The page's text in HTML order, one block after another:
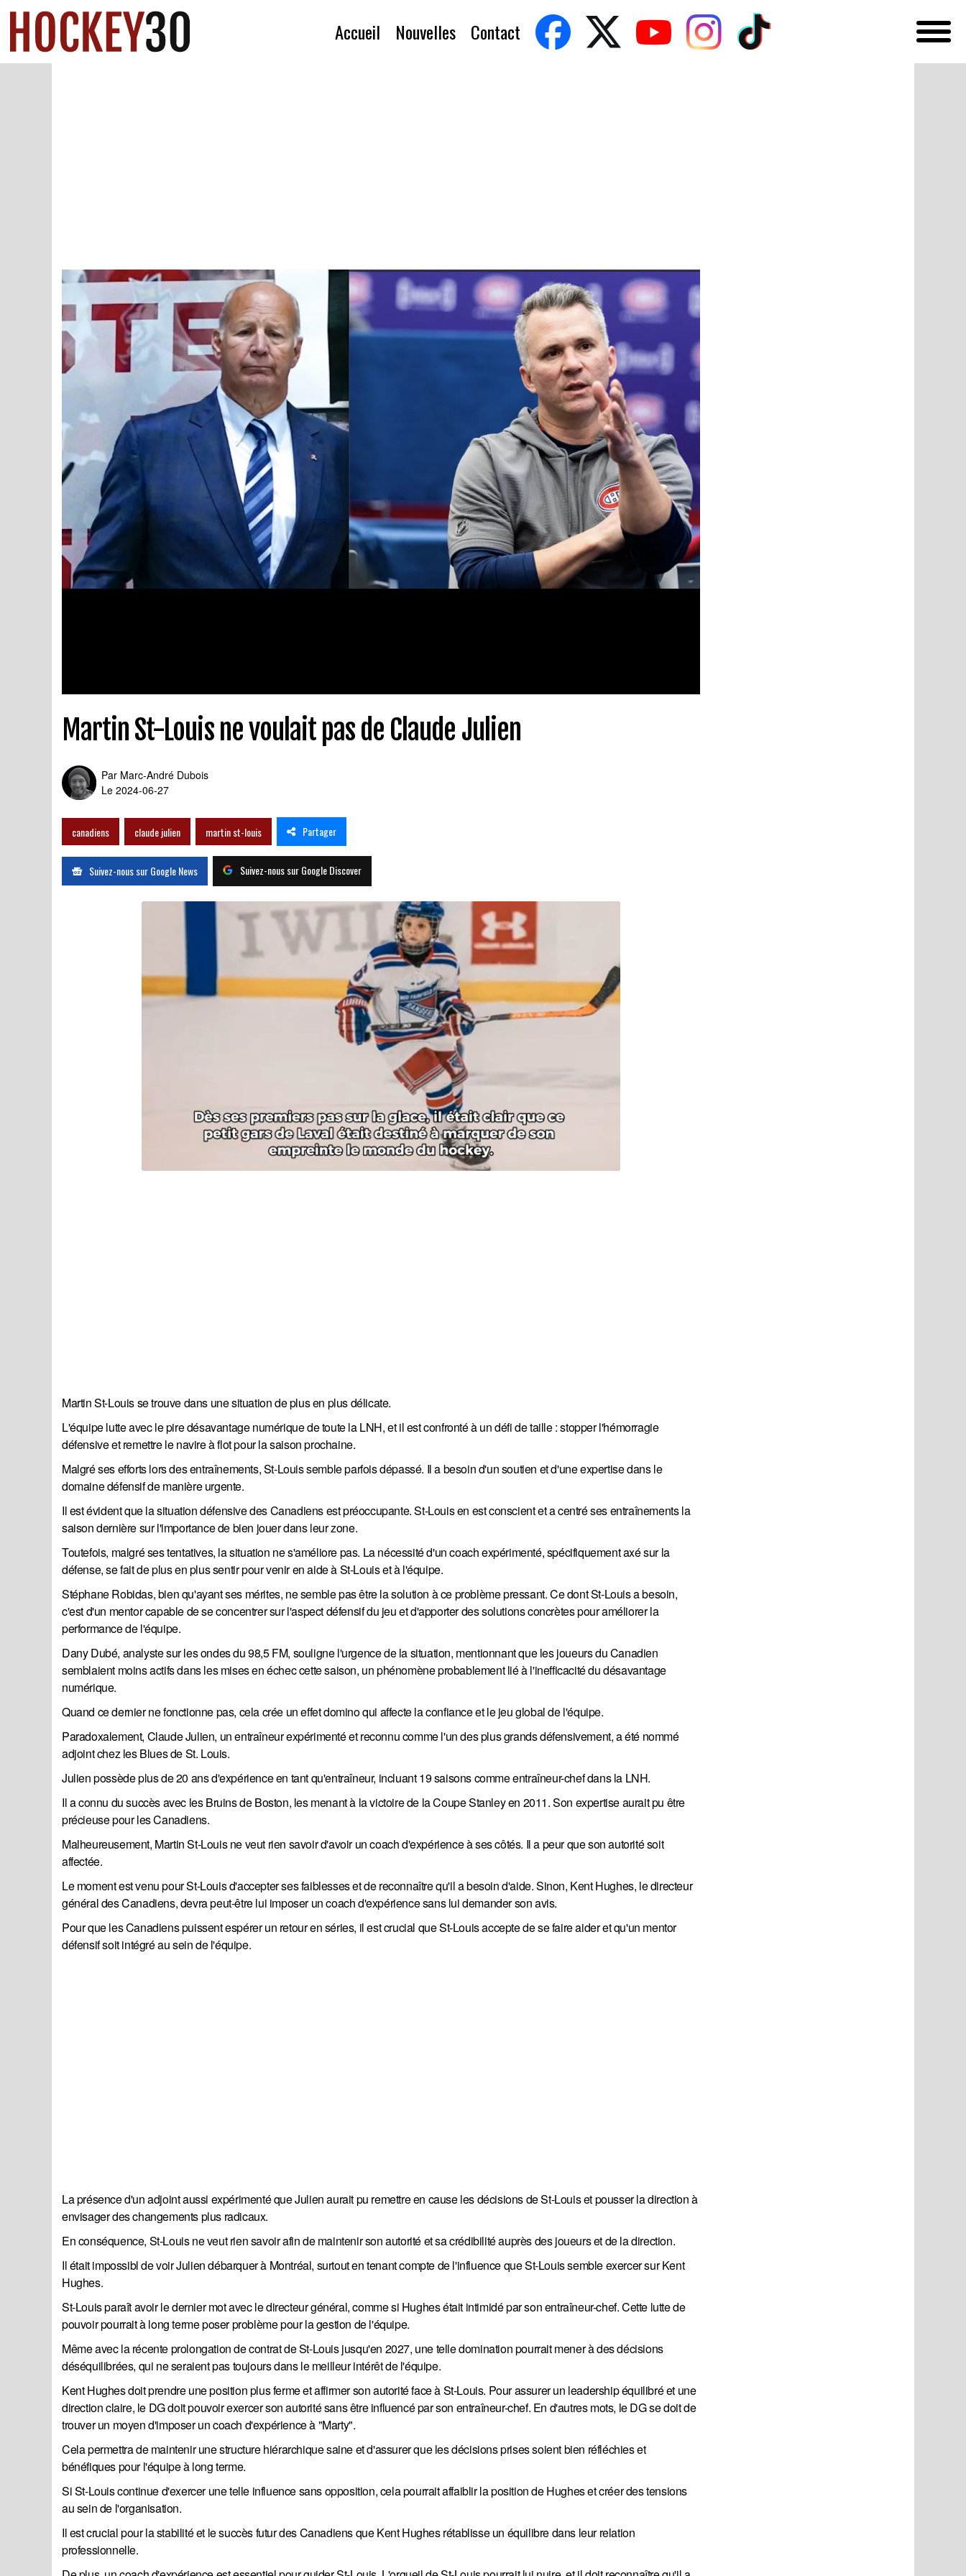
Accueil Nouvelles Contact
Martin St-Louis ne voulait pas de Claude Julien
Par Marc-André Dubois
Le 2024-06-27
canadiens claude julien martin st-louis Partager
Suivez-nous sur Google News Suivez-nous sur Google Discover
Martin St-Louis se trouve dans une situation de plus en plus délicate.
L'équipe lutte avec le pire désavantage numérique de toute la LNH, et il est confronté à un défi de taille : stopper l'hémorragie
défensive et remettre le navire à flot pour la saison prochaine.
Malgré ses efforts lors des entraînements, St-Louis semble parfois dépassé. Il a besoin d'un soutien et d'une expertise dans le
domaine défensif de manière urgente.
Il est évident que la situation défensive des Canadiens est préoccupante. St-Louis en est conscient et a centré ses entraînements la
saison dernière sur l'importance de bien jouer dans leur zone.
Toutefois, malgré ses tentatives, la situation ne s'améliore pas. La nécessité d'un coach expérimenté, spécifiquement axé sur la
défense, se fait de plus en plus sentir pour venir en aide à St-Louis et à l'équipe.
Stéphane Robidas, bien qu'ayant ses mérites, ne semble pas être la solution à ce problème pressant. Ce dont St-Louis a besoin,
c'est d'un mentor capable de se concentrer sur l'aspect défensif du jeu et d'apporter des solutions concrètes pour améliorer la
performance de l'équipe.
Dany Dubé, analyste sur les ondes du 98,5 FM, souligne l'urgence de la situation, mentionnant que les joueurs du Canadien
semblaient moins actifs dans les mises en échec cette saison, un phénomène probablement lié à l'inefficacité du désavantage
numérique.
Quand ce dernier ne fonctionne pas, cela crée un effet domino qui affecte la confiance et le jeu global de l'équipe.
Paradoxalement, Claude Julien, un entraîneur expérimenté et reconnu comme l'un des plus grands défensivement, a été nommé
adjoint chez les Blues de St. Louis.
Julien possède plus de 20 ans d'expérience en tant qu'entraîneur, incluant 19 saisons comme entraîneur-chef dans la LNH.
Il a connu du succès avec les Bruins de Boston, les menant à la victoire de la Coupe Stanley en 2011. Son expertise aurait pu être
précieuse pour les Canadiens.
Malheureusement, Martin St-Louis ne veut rien savoir d'avoir un coach d'expérience à ses côtés. Il a peur que son autorité soit
affectée.
Le moment est venu pour St-Louis d'accepter ses faiblesses et de reconnaître qu'il a besoin d'aide. Sinon, Kent Hughes, le directeur
général des Canadiens, devra peut-être lui imposer un coach d'expérience sans lui demander son avis.
Pour que les Canadiens puissent espérer un retour en séries, il est crucial que St-Louis accepte de se faire aider et qu'un mentor
défensif soit intégré au sein de l'équipe.
La présence d'un adjoint aussi expérimenté que Julien aurait pu remettre en cause les décisions de St-Louis et pousser la direction à
envisager des changements plus radicaux.
En conséquence, St-Louis ne veut rien savoir afin de maintenir son autorité et sa crédibilité auprès des joueurs et de la direction.
Il était impossibl de voir Julien débarquer à Montréal, surtout en tenant compte de l'influence que St-Louis semble exercer sur Kent
Hughes.
St-Louis paraît avoir le dernier mot avec le directeur général, comme si Hughes était intimidé par son entraîneur-chef. Cette lutte de
pouvoir pourrait à long terme poser problème pour la gestion de l'équipe.
Même avec la récente prolongation de contrat de St-Louis jusqu'en 2027, une telle domination pourrait mener à des décisions
déséquilibrées, qui ne seraient pas toujours dans le meilleur intérêt de l'équipe.
Kent Hughes doit prendre une position plus ferme et affirmer son autorité face à St-Louis. Pour assurer un leadership équilibré et une
direction claire, le DG doit pouvoir exercer son autorité sans être influencé par son entraîneur-chef. En d'autres mots, le DG se doit de
trouver un moyen d'imposer un coach d'expérience à "Marty".
Cela permettra de maintenir une structure hiérarchique saine et d'assurer que les décisions prises soient bien réfléchies et
bénéfiques pour l'équipe à long terme.
Si St-Louis continue d'exercer une telle influence sans opposition, cela pourrait affaiblir la position de Hughes et créer des tensions
au sein de l'organisation.
Il est crucial pour la stabilité et le succès futur des Canadiens que Kent Hughes rétablisse un équilibre dans leur relation
professionnelle.